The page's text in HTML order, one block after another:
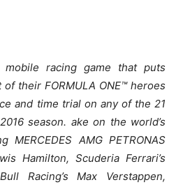
racing game that puts
their FORMULA ONE™ heroes
and time trial on any of the 21
season. ake on the world’s
AMG PETRONAS
Hamilton, Scuderia Ferrari’s
Racing’s Max Verstappen,